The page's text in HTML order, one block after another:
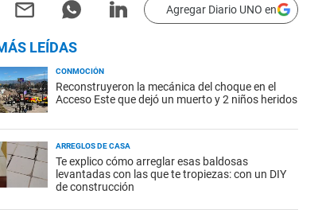
Agregar Diario UNO en
LEÍDAS
CONMOCIÓN
Reconstruyeron la mecánica del choque en el
Acceso Este que dejó un muerto y 2 niños heridos
ARREGLOS DE CASA
Te explico cómo arreglar esas baldosas
levantadas con las que te tropiezas: con un DIY
de construcción